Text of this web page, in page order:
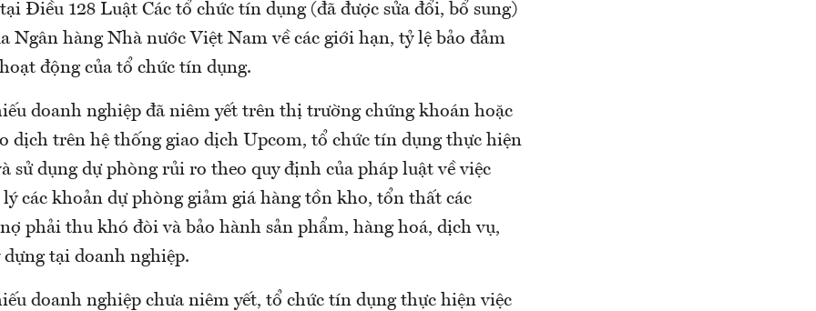
Điều 128 Luật Các tổ chức tín dụng (đã được sửa đổi, bổ sung)
Ngân hàng Nhà nước Việt Nam về các giới hạn, tỷ lệ bảo đảm
động của tổ chức tín dụng.
doanh nghiệp đã niêm yết trên thị trường chứng khoán hoặc
dịch trên hệ thống giao dịch Upcom, tổ chức tín dụng thực hiện
sử dụng dự phòng rủi ro theo quy định của pháp luật về việc
các khoản dự phòng giảm giá hàng tồn kho, tổn thất các
phải thu khó đòi và bảo hành sản phẩm, hàng hoá, dịch vụ,
tại doanh nghiệp.
doanh nghiệp chưa niêm yết, tổ chức tín dụng thực hiện việc